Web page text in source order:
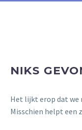
NIKS
Het lijkt erop dat we
Misschien helpt een